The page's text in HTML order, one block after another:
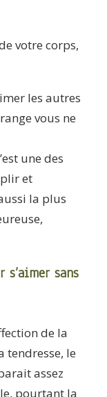
votre corps,
les autres
vous ne
une des
et
la plus
sans
de la
tendresse, le
assez
pourtant la